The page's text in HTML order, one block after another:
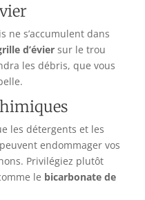
ne s’accumulent dans
d’éviersur le trou
les débris, que vous
les détergents et les
endommager vos
Privilégiez plutôt
le bicarbonate de